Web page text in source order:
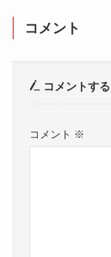
コメント
コメントする
コメント ※